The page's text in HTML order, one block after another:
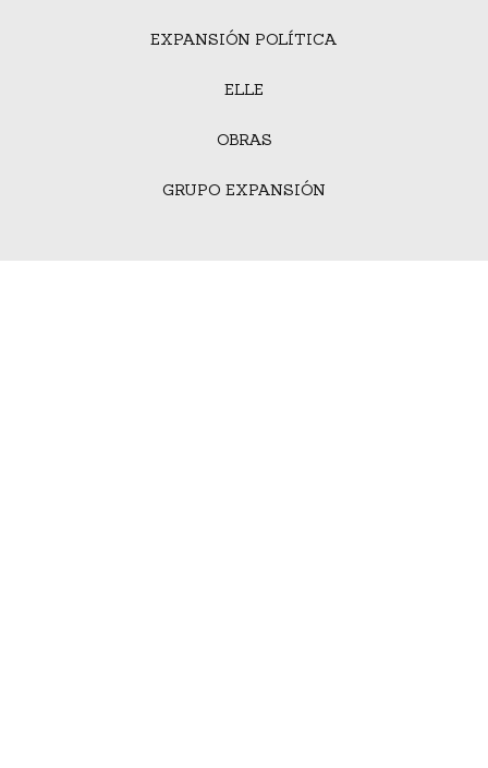
EXPANSIÓN POLÍTICA
ELLE
OBRAS
GRUPO EXPANSIÓN